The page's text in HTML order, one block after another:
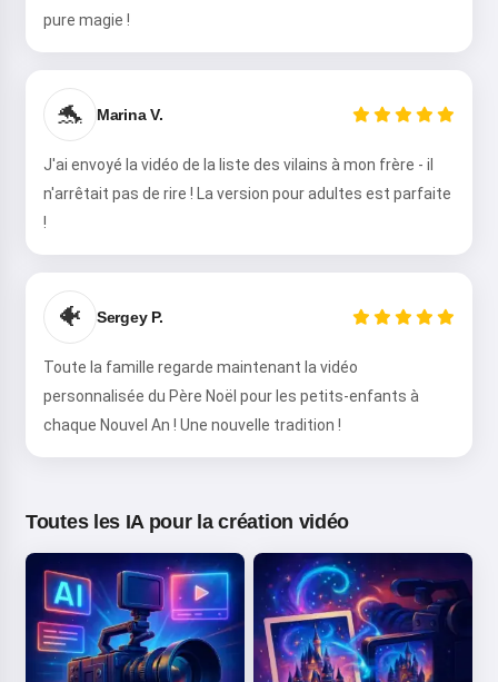
pure magie !
🐬 Marina V.
J'ai envoyé la vidéo de la liste des vilains à mon frère - il
n'arrêtait pas de rire ! La version pour adultes est parfaite
!
🐠 Sergey P.
Toute la famille regarde maintenant la vidéo
personnalisée du Père Noël pour les petits-enfants à
chaque Nouvel An ! Une nouvelle tradition !
Toutes les IA pour la création vidéo
Je raconte des contes magiques
En commençant à utiliser le service, vous acceptez :
confidentialité, Politique de remboursement